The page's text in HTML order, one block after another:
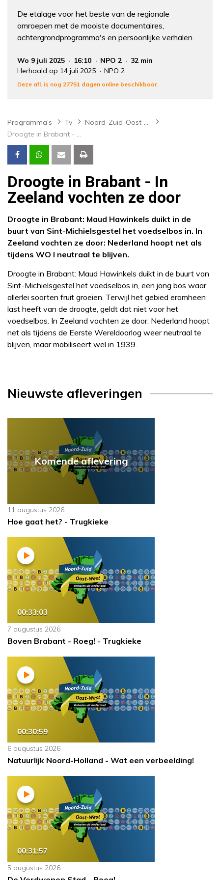
De etalage voor het beste van de regionale
omroepen met de mooiste documentaires,
achtergrondprogramma's en persoonlijke verhalen.
Wo 9 juli 2025 16:10 NPO 2
32 min
Herhaald op 14 juli 2025
NPO 2
Deze afl. is nog 27751 dagen online beschikbaar.
Programma’s Tv
Noord-Zuid-Oost-West
Droogte in Brabant - In Zeeland vochten ze door
Droogte in Brabant - In
Zeeland vochten ze door
Droogte in Brabant: Maud Hawinkels duikt in de
buurt van Sint-Michielsgestel het voedselbos in. In
Zeeland vochten ze door: Nederland hoopt net als
tijdens WO I neutraal te blijven.
Droogte in Brabant: Maud Hawinkels duikt in de buurt van
Sint-Michielsgestel het voedselbos in, een jong bos waar
allerlei soorten fruit groeien. Terwijl het gebied eromheen
last heeft van de droogte, geldt dat niet voor het
voedselbos. In Zeeland vochten ze door: Nederland hoopt
net als tijdens de Eerste Wereldoorlog weer neutraal te
blijven, maar mobiliseert wel in 1939.
Nieuwste afleveringen
Komende aflevering
11 augustus 2026
Hoe gaat het? - Trugkieke
00:33:03
7 augustus 2026
Boven Brabant - Roeg! - Trugkieke
00:30:59
6 augustus 2026
Natuurlijk Noord-Holland - Wat een verbeelding!
00:31:57
5 augustus 2026